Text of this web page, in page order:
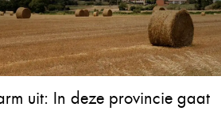
uit: In deze provincie gaat